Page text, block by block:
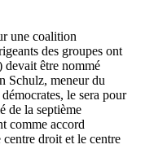
une coalition
des groupes ont
devait être nommé
Schulz, meneur du
le sera pour
de la septième
comme accord
droit et le centre